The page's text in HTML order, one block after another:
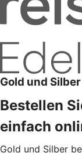
Gold und
Bestellen
einfach
Gold und Silber